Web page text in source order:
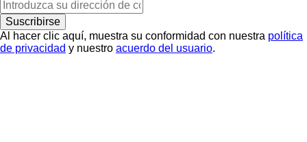
Suscribirse
Al hacer clic aquí, muestra su conformidad con nuestra política
de privacidad y nuestro acuerdo del usuario.